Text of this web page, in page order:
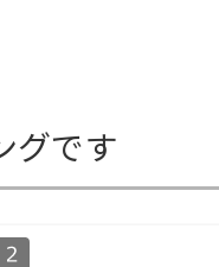
グです